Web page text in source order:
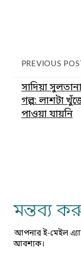
PREVIOUS
সাদিয়া
গল্প: লাশটা
পাওয়া যায়নি
মন্তব্য
আপনার ই-মেইল
আবশ্যক।